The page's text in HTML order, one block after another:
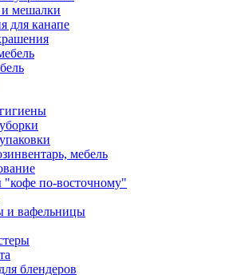
мешалки
для канапе
мебель
по-восточному"
и вафельницы
блендеров